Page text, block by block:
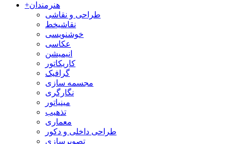
+هنرمندان
طراحی و نقاشی
نقاشیخط
خوشنویسی
عکاسی
انیمیشن
کاریکاتور
گرافیک
مجسمه سازی
نگارگری
مینیاتور
تذهیب
معماری
طراحی داخلی و دکور
تصویرسازی